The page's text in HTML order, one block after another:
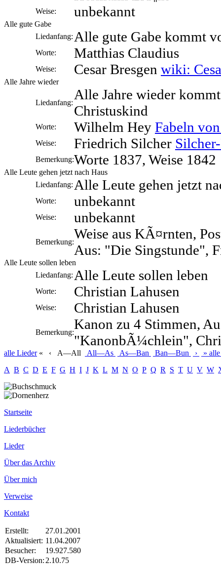
Weise: unbekannt
Alle gute Gabe
Liedanfang: Alle gute Gabe kommt
Worte: Matthias Claudius
Weise: Cesar Bresgen wiki:
Alle Jahre wieder
Liedanfang:
Alle Jahre wieder
Christuskind
Worte: Wilhelm Hey Fabeln
Weise: Friedrich Silcher
Bemerkung:Worte 1837, Weise 1842
Alle Leute gehen jetzt nach Haus
Liedanfang: Alle Leute gehen jetzt
Worte: unbekannt
Weise: unbekannt
Bemerkung:
Weise aus KÃ¤rnten,
Aus: "Die Singstunde",
Alle Leute sollen leben
Liedanfang: Alle Leute sollen leben
Worte: Christian Lahusen
Weise: Christian Lahusen
Bemerkung:
Kanon zu 4 Stimmen,
"KanonbÃ¼chlein",
alle Lieder« ‹ A—All All—As As—Ban Ban—Bun › » alle
A B C D E F G H I J K L M N O P Q R S T U V W
Startseite
Liederbücher
Lieder
Über das Archiv
Über mich
Verweise
Kontakt
Erstellt:
27.01.2001
Aktualisiert: 11.04.2007
Besucher:
19.927.580
DB-Version: 2.10.75